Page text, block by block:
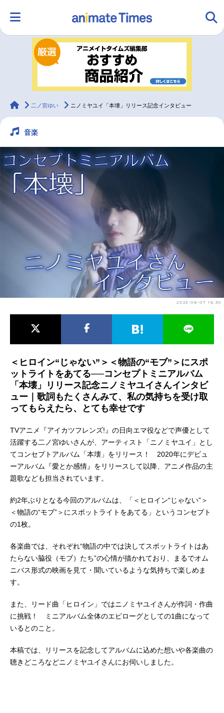
ランキング アニメ
ラジオ
2.5次元 配信・Vtuber
最新記事一覧
声優記事一覧
実写化映画一覧
今期アニメ曜日別一覧
夏アニメ
男性声優/女性声優一覧
animateTimes
二ノ宮ゆい ニノミヤユイ「本壊」リリース記念インタビュー
音楽
2023-08-07 16:30
＜ヒロイン“じゃない”＞＜物語の“モブ”＞にスポ
ットライトをあてる──コンセプトミニアルバム
「本壊」リリース記念ニノミヤユイさんインタビ
ュー｜歌詞もたくさんみて、私の気持ちを受け取
ってもらえたら、とても幸せです
TVアニメ『アイカツフレンズ!』の日向エマ役などで声優として
活躍する二ノ宮ゆいさんが、アーティスト「ニノミヤユイ」とし
てコンセプトアルバム「本壊」をリリース！ 2020年にデビュ
ーアルバム『愛とか感情』をリリースして以降、アニメ作品の主
題歌なども担当されています。
約2年ぶりとなる今回のアルバムは、「＜ヒロイン“じゃない”＞
＜物語の“モブ”＞にスポットライトをあてる」というコンセプト
の1枚。
各楽曲では、それぞれ“物語の中では決してスポットライトはあ
たらない脇役（モブ）たち”の心情が描かれており、まるでオム
ニバス形式の映画を見て・聞いているような気持ちで楽しめま
す。
また、リード曲「ヒロイン」ではニノミヤユイさんが作詞・作曲
に挑戦！ ミニアルバム全体のエピローグとしての1曲になって
いるとのこと。
本稿では、リリースを記念してアルバムに込めた想いや各楽曲の
聴きどころなどニノミヤユイさんにお伺いしました。